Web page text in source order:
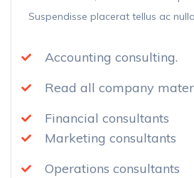
Suspendisse placerat tellus ac
Accounting consulting.
Read all company
Financial consultants
Marketing consultants
Operations consultants